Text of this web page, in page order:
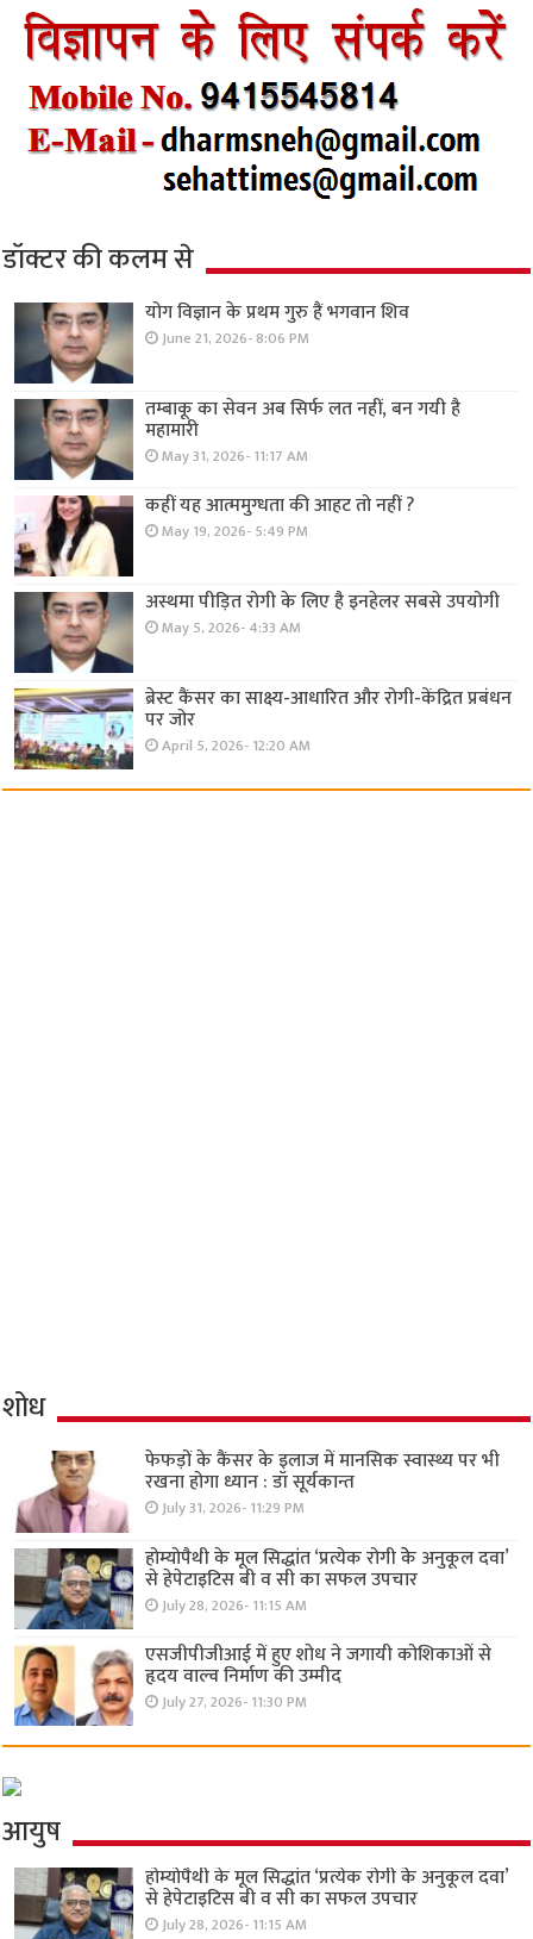
डॉक्टर की कलम से
योग विज्ञान के प्रथम गुरु हैं भगवान शिव
June 21, 2026- 8:06 PM
तम्बाकू का सेवन अब सिर्फ लत नहीं, बन गयी है
महामारी
May 31, 2026- 11:17 AM
कहीं यह आत्ममुग्धता की आहट तो नहीं ?
May 19, 2026- 5:49 PM
अस्थमा पीड़ित रोगी के लिए है इनहेलर सबसे उपयोगी
May 5, 2026- 4:33 AM
ब्रेस्ट कैंसर का साक्ष्य-आधारित और रोगी-केंद्रित प्रबंधन
पर जोर
April 5, 2026- 12:20 AM
शोध
फेफड़ों के कैंसर के इलाज में मानसिक स्वास्थ्य पर भी
रखना होगा ध्यान : डॉ सूर्यकान्त
July 31, 2026- 11:29 PM
होम्योपैथी के मूल सिद्धांत ‘प्रत्येक रोगी केे अनुकूल दवा’
से हेपेटाइटिस बी व सी का सफल उपचार
July 28, 2026- 11:15 AM
एसजीपीजीआई में हुए शोध ने जगायी कोशिकाओं से
हृदय वाल्व निर्माण की उम्मीद
July 27, 2026- 11:30 PM
आयुष
होम्योपैथी के मूल सिद्धांत ‘प्रत्येक रोगी केे अनुकूल दवा’
से हेपेटाइटिस बी व सी का सफल उपचार
July 28, 2026- 11:15 AM